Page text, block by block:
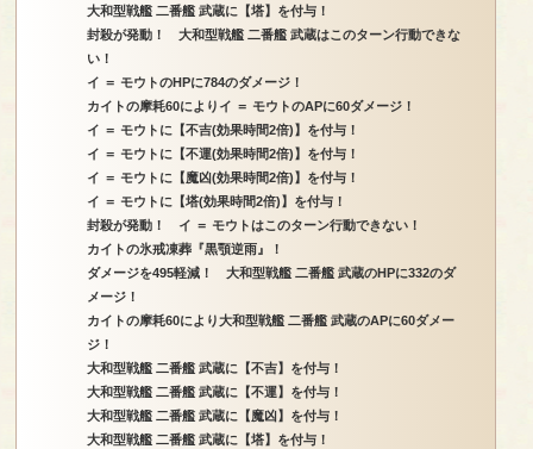
大和型戦艦 二番艦 武蔵に【塔】を付与！
封殺が発動！ 大和型戦艦 二番艦 武蔵はこのターン行動できな
い！
イ ＝ モウトのHPに784のダメージ！
カイトの摩耗60によりイ ＝ モウトのAPに60ダメージ！
イ ＝ モウトに【不吉(効果時間2倍)】を付与！
イ ＝ モウトに【不運(効果時間2倍)】を付与！
イ ＝ モウトに【魔凶(効果時間2倍)】を付与！
イ ＝ モウトに【塔(効果時間2倍)】を付与！
封殺が発動！ イ ＝ モウトはこのターン行動できない！
カイトの氷戒凍葬『黒顎逆雨』！
ダメージを495軽減！ 大和型戦艦 二番艦 武蔵のHPに332のダ
メージ！
カイトの摩耗60により大和型戦艦 二番艦 武蔵のAPに60ダメー
ジ！
大和型戦艦 二番艦 武蔵に【不吉】を付与！
大和型戦艦 二番艦 武蔵に【不運】を付与！
大和型戦艦 二番艦 武蔵に【魔凶】を付与！
大和型戦艦 二番艦 武蔵に【塔】を付与！